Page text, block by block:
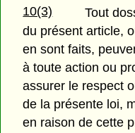
10(3)
Tout
du présent article,
en sont faits,
à toute action ou
assurer le respect
de la présente loi,
en raison de cette